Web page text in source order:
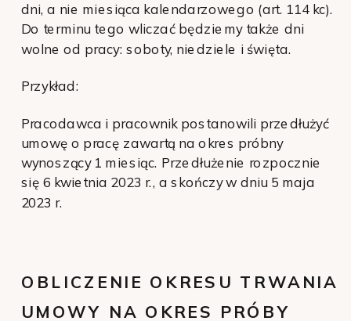
dni, a nie miesiąca kalendarzowego (art. 114 kc).
Do terminu tego wliczać będziemy także dni
wolne od pracy: soboty, niedziele i święta.
Przykład:
Pracodawca i pracownik postanowili przedłużyć
umowę o pracę zawartą na okres próbny
wynoszący 1 miesiąc. Przedłużenie rozpocznie
się 6 kwietnia 2023 r., a skończy w dniu 5 maja
2023 r.
OBLICZENIE OKRESU TRWANIA
UMOWY NA OKRES PRÓBY